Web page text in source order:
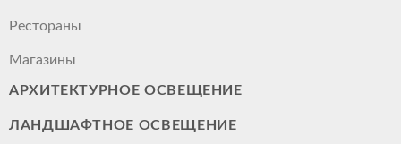
Рестораны
Магазины
АРХИТЕКТУРНОЕ ОСВЕЩЕНИЕ
ЛАНДШАФТНОЕ ОСВЕЩЕНИЕ